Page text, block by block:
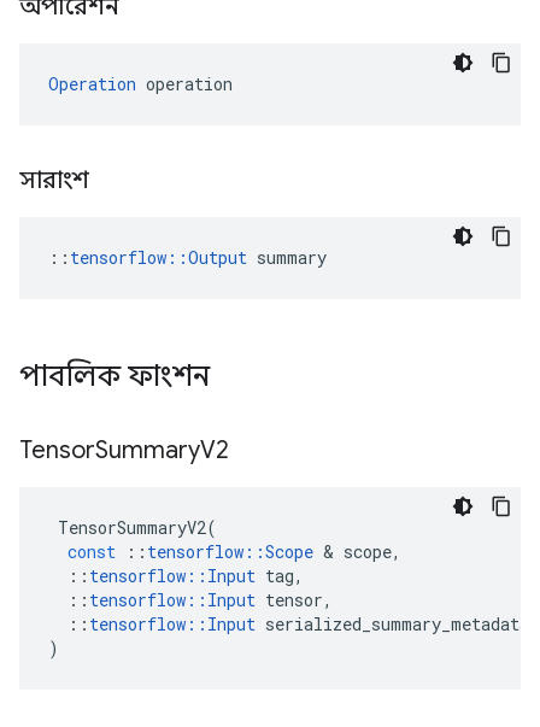
অপারেশন
Operation operation
সারাংশ
:: tensorflow::Output summary
পাবলিক ফাংশন
TensorSummaryV2
TensorSummaryV2(
const
:: tensorflow ::Scope & scope,
:: tensorflow :: Input tag,
:: tensorflow :: Input tensor,
:: tensorflow :: Input serialized_summary_metadata
)